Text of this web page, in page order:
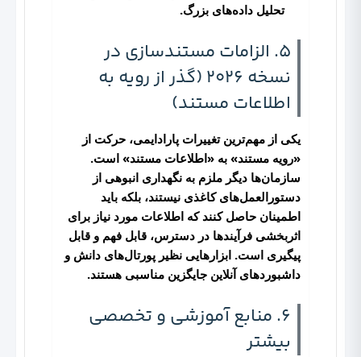
تحلیل داده‌های بزرگ.
5. الزامات مستندسازی در
نسخه 2026 (گذر از رویه به
اطلاعات مستند)
یکی از مهم‌ترین تغییرات پارادایمی، حرکت از
«رویه مستند» به «اطلاعات مستند» است.
سازمان‌ها دیگر ملزم به نگهداری انبوهی از
دستورالعمل‌های کاغذی نیستند، بلکه باید
اطمینان حاصل کنند که اطلاعات مورد نیاز برای
اثربخشی فرآیندها در دسترس، قابل فهم و قابل
پیگیری است. ابزارهایی نظیر پورتال‌های دانش و
داشبوردهای آنلاین جایگزین مناسبی هستند.
6. منابع آموزشی و تخصصی
بیشتر